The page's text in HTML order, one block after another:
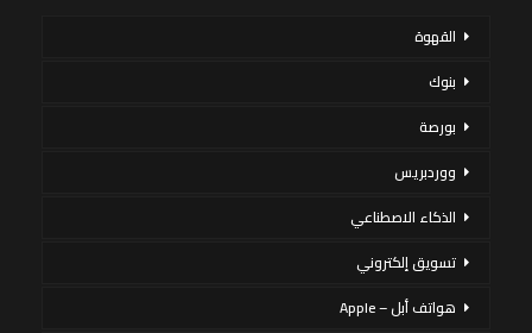
القهوة
بنوك
بورصة
ووردبريس
الذكاء الاصطناعي
تسويق إلكتروني
هواتف أبل – Apple